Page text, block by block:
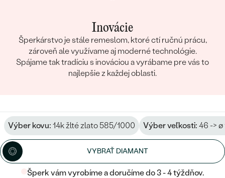
Inovácie
Šperkárstvo je stále remeslom, ktoré ctí ručnú prácu,
zároveň ale využívame aj moderné technológie.
Spájame tak tradíciu s inováciou a vyrábame pre vás to
najlepšie z každej oblasti.
Výber kovu: 14k žlté zlato 585/1000 Výber veľkosti: 46 -> ø
VYBRAŤ DIAMANT
Šperk vám vyrobíme a doručíme do 3 - 4 týždňov.